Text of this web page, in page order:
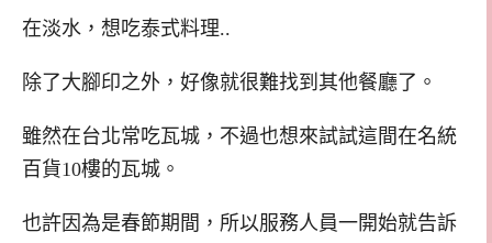
在淡水，想吃泰式料理..
除了大腳印之外，好像就很難找到其他餐廳了。
雖然在台北常吃瓦城，不過也想來試試這間在名統
百貨10樓的瓦城。
也許因為是春節期間，所以服務人員一開始就告訴